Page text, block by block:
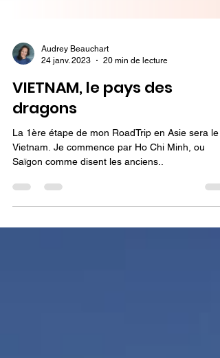
Audrey Beauchart
24 janv. 2023
20 min de lecture
VIETNAM, le pays des
dragons
La 1ère étape de mon RoadTrip en Asie sera le